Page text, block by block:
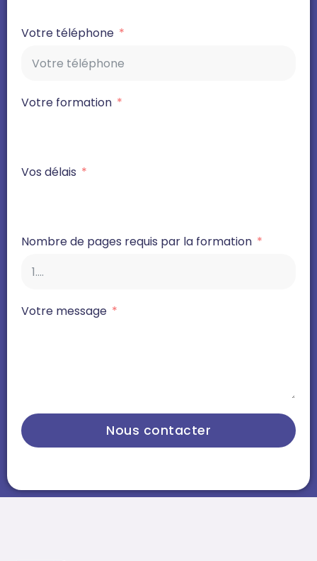
Votre téléphone
Votre formation
Vos délais
Nombre de pages requis par la formation
Votre message
Nous contacter